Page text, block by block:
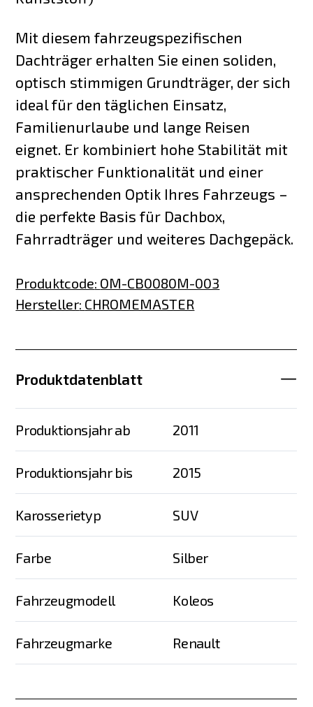
Mit diesem fahrzeugspezifischen
Dachträger erhalten Sie einen soliden,
optisch stimmigen Grundträger, der sich
ideal für den täglichen Einsatz,
Familienurlaube und lange Reisen
eignet. Er kombiniert hohe Stabilität mit
praktischer Funktionalität und einer
ansprechenden Optik Ihres Fahrzeugs –
die perfekte Basis für Dachbox,
Fahrradträger und weiteres Dachgepäck.
Produktcode: OM-CB0080M-003
Hersteller: CHROMEMASTER
Produktdatenblatt
Produktionsjahr ab 2011
Produktionsjahr bis 2015
Karosserietyp SUV
Farbe Silber
Fahrzeugmodell Koleos
Fahrzeugmarke Renault